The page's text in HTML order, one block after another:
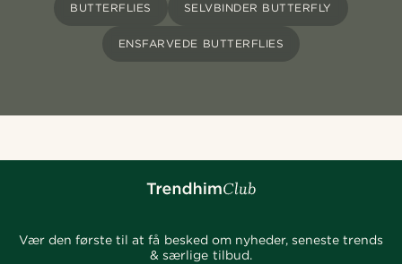
BUTTERFLIES SELVBINDER BUTTERFLY
ENSFARVEDE BUTTERFLIES
Vær den første til at få besked om nyheder, seneste trends
& særlige tilbud.